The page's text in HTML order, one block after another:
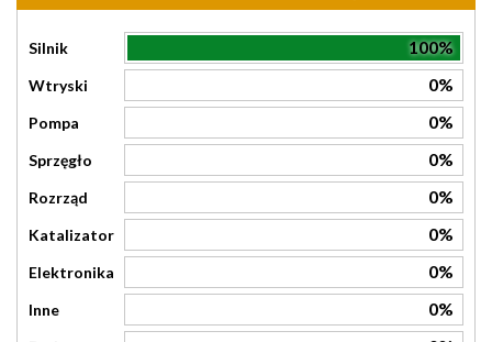
Silnik 100%
Wtryski 0%
Pompa 0%
Sprzęgło 0%
Rozrząd 0%
Katalizator 0%
Elektronika 0%
Inne 0%